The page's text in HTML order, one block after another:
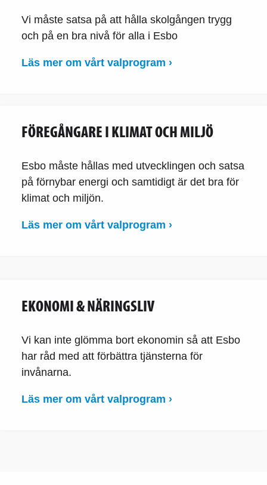
Vi måste satsa på att hålla skolgången trygg
och på en bra nivå för alla i Esbo
Läs mer om vårt valprogram ›
FÖREGÅNGARE I KLIMAT OCH MILJÖ
Esbo måste hållas med utvecklingen och satsa
på förnybar energi och samtidigt är det bra för
klimat och miljön.
Läs mer om vårt valprogram ›
EKONOMI & NÄRINGSLIV
Vi kan inte glömma bort ekonomin så att Esbo
har råd med att förbättra tjänsterna för
invånarna.
Läs mer om vårt valprogram ›